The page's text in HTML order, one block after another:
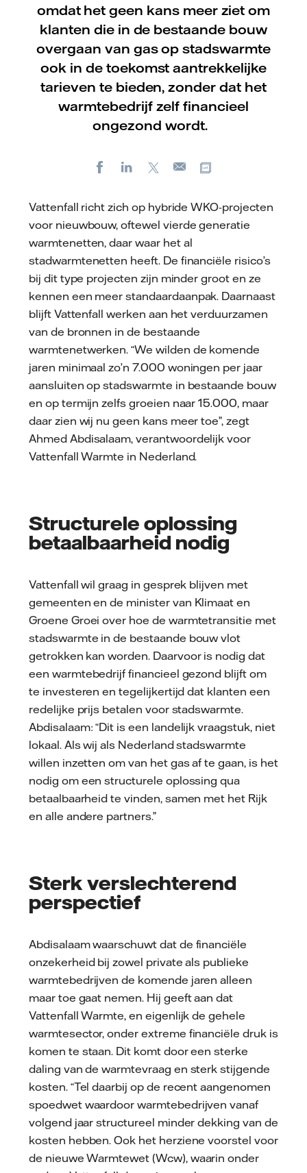
omdat het geen kans meer ziet om
klanten die in de bestaande bouw
overgaan van gas op stadswarmte
ook in de toekomst aantrekkelijke
tarieven te bieden, zonder dat het
warmtebedrijf zelf financieel
ongezond wordt.
FacebookLinkedIn
E-
Vattenfall richt zich op hybride WKO-projecten
voor nieuwbouw, oftewel vierde generatie
warmtenetten, daar waar het al
stadwarmtenetten heeft. De financiële risico’s
bij dit type projecten zijn minder groot en ze
kennen een meer standaardaanpak. Daarnaast
blijft Vattenfall werken aan het verduurzamen
van de bronnen in de bestaande
warmtenetwerken. “We wilden de komende
jaren minimaal zo’n 7.000 woningen per jaar
aansluiten op stadswarmte in bestaande bouw
en op termijn zelfs groeien naar 15.000, maar
daar zien wij nu geen kans meer toe”, zegt
Ahmed Abdisalaam, verantwoordelijk voor
Vattenfall Warmte in Nederland.
Structurele oplossing
betaalbaarheid nodig
Vattenfall wil graag in gesprek blijven met
gemeenten en de minister van Klimaat en
Groene Groei over hoe de warmtetransitie met
stadswarmte in de bestaande bouw vlot
getrokken kan worden. Daarvoor is nodig dat
een warmtebedrijf financieel gezond blijft om
te investeren en tegelijkertijd dat klanten een
redelijke prijs betalen voor stadswarmte.
Abdisalaam: “Dit is een landelijk vraagstuk, niet
lokaal. Als wij als Nederland stadswarmte
willen inzetten om van het gas af te gaan, is het
nodig om een structurele oplossing qua
betaalbaarheid te vinden, samen met het Rijk
en alle andere partners.”
Sterk verslechterend
perspectief
Abdisalaam waarschuwt dat de financiële
onzekerheid bij zowel private als publieke
warmtebedrijven de komende jaren alleen
maar toe gaat nemen. Hij geeft aan dat
Vattenfall Warmte, en eigenlijk de gehele
warmtesector, onder extreme financiële druk is
komen te staan. Dit komt door een sterke
daling van de warmtevraag en sterk stijgende
kosten. “Tel daarbij op de recent aangenomen
spoedwet waardoor warmtebedrijven vanaf
volgend jaar structureel minder dekking van de
kosten hebben. Ook het herziene voorstel voor
de nieuwe Warmtewet (Wcw), waarin onder